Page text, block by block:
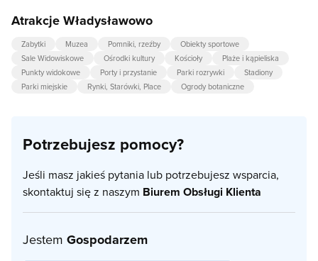
Atrakcje Władysławowo
Zabytki Muzea Pomniki, rzeźby
Obiekty sportowe
Sale Widowiskowe
Ośrodki kultury Kościoły
Plaże i kąpieliska
Punkty widokowe
Porty i przystanie Parki rozrywki
Stadiony
Parki miejskie
Rynki, Starówki, Place Ogrody botaniczne
Potrzebujesz pomocy?
Jeśli masz jakieś pytania lub potrzebujesz wsparcia,
skontaktuj się z naszym Biurem Obsługi Klienta
Jestem Gospodarzem